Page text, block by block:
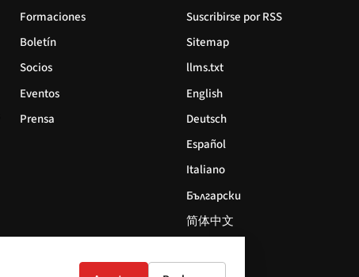
Formaciones
Boletín
Socios
Eventos
Prensa
Suscribirse por RSS
Sitemap
llms.txt
English
Deutsch
Español
Italiano
Български
简体中文